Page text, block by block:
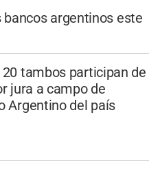
argentinos este
20 tambos participan de
jura a campo de
Argentino del país